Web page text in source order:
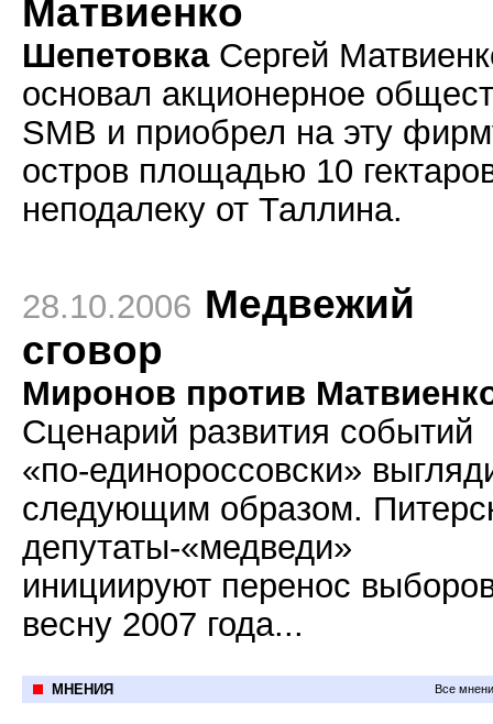
Матвиенко
Шепетовка Сергей
основал акционерное
SMB и приобрел на эту
остров площадью 10
неподалеку от Таллина.
28.10.2006 Медвежий
сговор
Миронов против
Сценарий развития событий
«по-единороссовски»
следующим образом.
депутаты-«медведи»
инициируют перенос
весну 2007 года...
МНЕНИЯ Все